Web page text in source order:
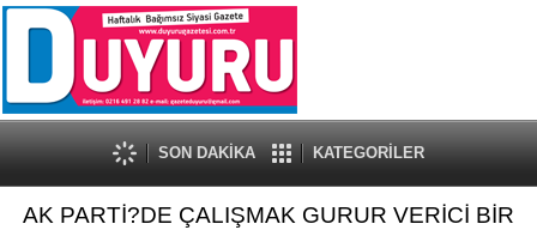
SON DAKİKA KATEGORİLER
AK PARTİ?DE ÇALIŞMAK GURUR VERİCİ BİR